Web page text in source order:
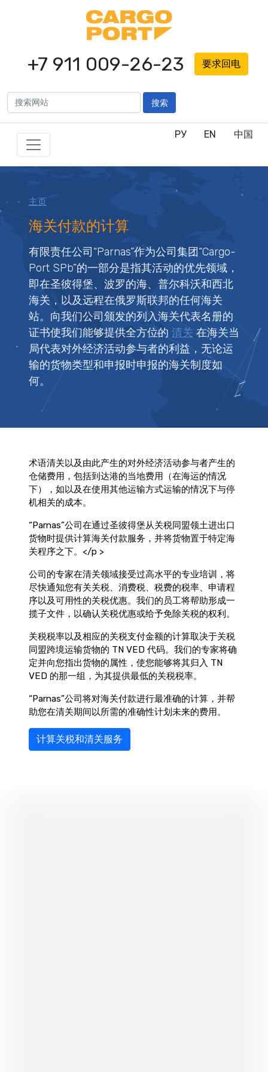
+7 911 009-26-23 要求回电
搜索
РУ EN 中国
主页
海关付款的计算
有限责任公司“Parnas”作为公司集团“Cargo-
Port SPb”的一部分是指其活动的优先领域，
即在圣彼得堡、波罗的海、普尔科沃和西北
海关，以及远程在俄罗斯联邦的任何海关
站。向我们公司颁发的列入海关代表名册的
证书使我们能够提供全方位的 清关 在海关当
局代表对外经济活动参与者的利益，无论运
输的货物类型和申报时申报的海关制度如
何。
术语清关以及由此产生的对外经济活动参与者产生的
仓储费用，包括到达港的当地费用（在海运的情况
下），如以及在使用其他运输方式运输的情况下与停
机相关的成本。
“Parnas”公司在通过圣彼得堡从关税同盟领土进出口
货物时提供计算海关付款服务，并将货物置于特定海
关程序之下。</p >
公司的专家在清关领域接受过高水平的专业培训，将
尽快通知您有关关税、消费税、税费的税率、申请程
序以及可用性的关税优惠。我们的员工将帮助形成一
揽子文件，以确认关税优惠或给予免除关税的权利。
关税税率以及相应的关税支付金额的计算取决于关税
同盟跨境运输货物的 TN VED 代码。我们的专家将确
定并向您指出货物的属性，使您能够将其归入 TN
VED 的那一组，为其提供最低的关税税率。
“Parnas”公司将对海关付款进行最准确的计算，并帮
助您在清关期间以所需的准确性计划未来的费用。
计算关税和清关服务